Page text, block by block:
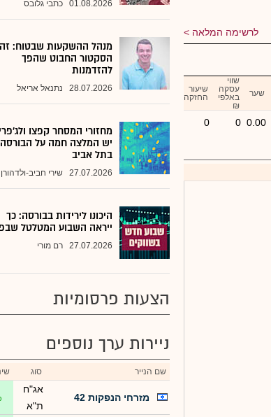
לרשימה המלאה
שער
שווי
עסקה
באלפי
₪
שיעור
החזקה
0.00
0
0
01.08.2026 כתבי גלובס
מנהל ההשקעות שבטוח: זה
הסקטור החבוט שהפך
להזדמנות
28.07.2026 נתנאל אריאל
מחזורי המסחר קפצו
יש המלצה חמה על הבורסה
בתל אביב
27.07.2026 שירי חביב-ולדהורן
היכונו לירידות בבורסה: כך
ייראה השבוע המטלטל
27.07.2026 רם מורי
הצעות פרסומיות
ניירות ערך נוספים
שם הנייר סוג
מזרחי הנפקות 42
אג"ח
ת"א